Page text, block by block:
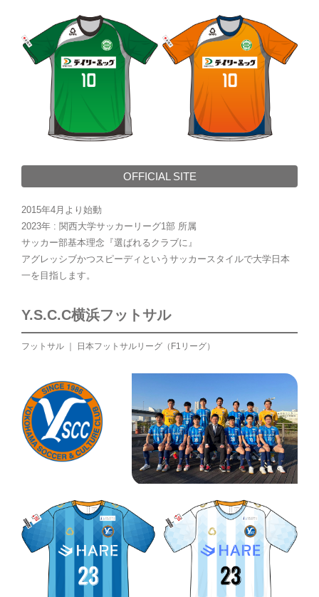
OFFICIAL SITE
2015年4月より始動
2023年 : 関西大学サッカーリーグ1部 所属
サッカー部基本理念『選ばれるクラブに』
アグレッシブかつスピーディというサッカースタイルで大学日本
一を目指します。
Y.S.C.C横浜フットサル
フットサル ｜ 日本フットサルリーグ（F1リーグ）